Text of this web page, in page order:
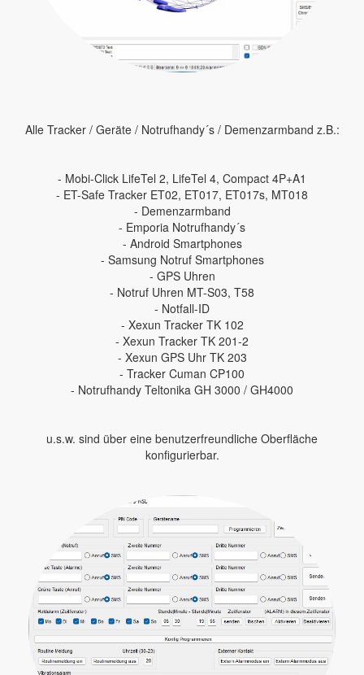
Alle Tracker / Geräte / Notrufhandy´s / Demenzarmband z.B.:
- Mobi-Click LifeTel 2, LifeTel 4, Compact 4P+A1
- ET-Safe Tracker ET02, ET017, ET017s, MT018
- Demenzarmband
- Emporia Notrufhandy´s
- Android Smartphones
- Samsung Notruf Smartphones
- GPS Uhren
- Notruf Uhren MT-S03, T58
- Notfall-ID
- Xexun Tracker TK 102
- Xexun Tracker TK 201-2
- Xexun GPS Uhr TK 203
- Tracker Cuman CP100
- Notrufhandy Teltonika GH 3000 / GH4000
u.s.w. sind über eine benutzerfreundliche Oberfläche
konfigurierbar.